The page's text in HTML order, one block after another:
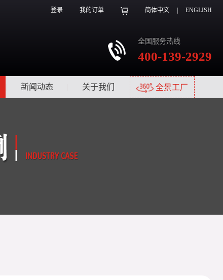
登录 我的订单 简体中文 ENGLISH
全国服务热线
400-139-2929
新闻动态 关于我们 全景工厂